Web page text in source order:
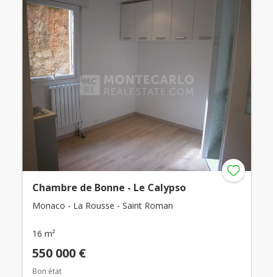
Chambre de Bonne - Le Calypso
Monaco - La Rousse - Saint Roman
16 m²
550 000 €
Bon état